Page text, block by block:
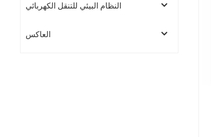
النظام البيئي للتنقل الكهربائي
العاكس